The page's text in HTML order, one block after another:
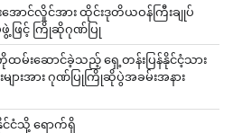
အောင်လှိုင်အား ထိုင်းဒုတိယဝန်ကြီးချုပ်
ဖြင့် ကြိုဆိုဂုဏ်ပြု
ထမ်းဆောင်ခဲ့သည့် ရှေ့တန်းပြန်နိုင်ငံ့သား
ျားအား ဂုဏ်ပြုကြိုဆိုပွဲအခမ်းအနား
င်ငံသို့ ရောက်ရှိ